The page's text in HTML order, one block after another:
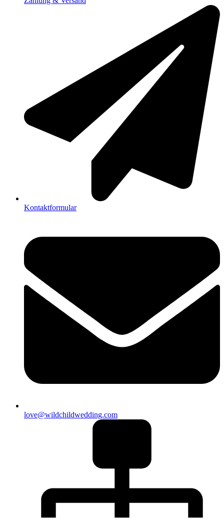
Kontaktformular
love@wildchildwedding.com